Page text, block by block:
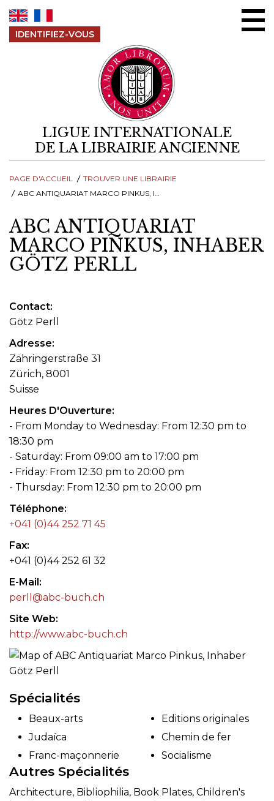
IDENTIFIEZ-VOUS
LIGUE INTERNATIONALE
DE LA LIBRAIRIE ANCIENNE
PAGE D'ACCUEIL
TROUVER UNE LIBRAIRIE
ABC ANTIQUARIAT MARCO PINKUS, INHABER GÖTZ PERLL
ABC ANTIQUARIAT
MARCO PINKUS, INHABER
GÖTZ PERLL
Contact
Götz Perll
Adresse
Zähringerstraße 31
Zürich, 8001
Suisse
Heures D'Ouverture
- From Monday to Wednesday: From 12:30 pm to
18:30 pm
- Saturday: From 09:00 am to 17:00 pm
- Friday: From 12:30 pm to 20:00 pm
- Thursday: From 12:30 pm to 20:00 pm
Téléphone
+041 (0)44 252 71 45
Fax
+041 (0)44 252 61 32
E-Mail
perll@abc-buch.ch
Site Web
http://www.abc-buch.ch
Spécialités
Beaux-arts
Judaïca
Franc-maçonnerie
Editions originales
Chemin de fer
Socialisme
Autres Spécialités
Architecture, Bibliophilia, Book Plates, Children's